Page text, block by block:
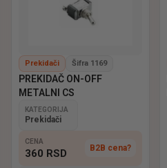
Prekidači Šifra 1169
PREKIDAČ ON-OFF
METALNI CS
KATEGORIJA
Prekidači
CENA
360 RSD B2B cena?